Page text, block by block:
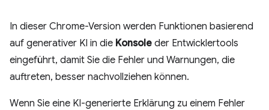
In dieser Chrome-Version werden Funktionen basierend
auf generativer KI in die Konsole der Entwicklertools
eingeführt, damit Sie die Fehler und Warnungen, die
auftreten, besser nachvollziehen können.
Wenn Sie eine KI-generierte Erklärung zu einem Fehler